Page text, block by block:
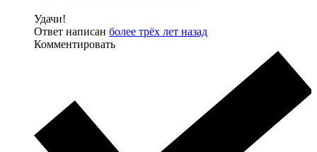
Удачи!
Ответ написан более трёх лет назад
Комментировать